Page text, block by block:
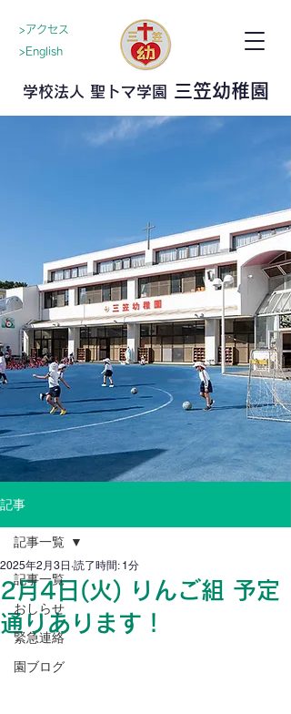
>アクセス
>English
学校法人 聖トマ学園 三笠幼稚園
記事
記事一覧
おしらせ
緊急連絡
園ブログ
記事一覧
2月4日(火) りんご組 予定
通りあります！
2025年2月3日 読了時間: 1分